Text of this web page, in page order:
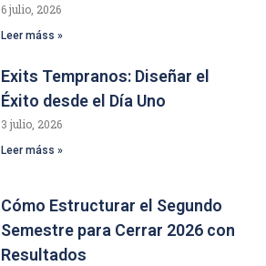
6 julio, 2026
Leer máss »
Exits Tempranos: Diseñar el
Éxito desde el Día Uno
3 julio, 2026
Leer máss »
Cómo Estructurar el Segundo
Semestre para Cerrar 2026 con
Resultados